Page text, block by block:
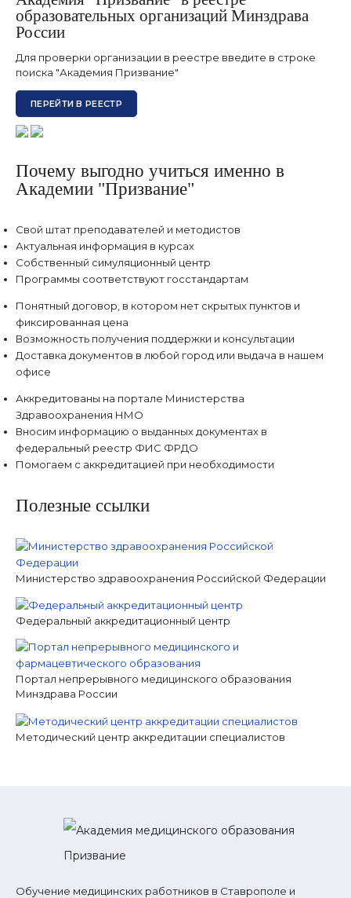
образовательных организаций Минздрава
России
Для проверки организации в реестре введите в строке
поиска "Академия Призвание"
ПЕРЕЙТИ В РЕЕСТР
Почему выгодно учиться именно в
Академии "Призвание"
Свой штат преподавателей и методистов
Актуальная информация в курсах
Собственный симуляционный центр
Программы соответствуют госстандартам
Понятный договор, в котором нет скрытых пунктов и
фиксированная цена
Возможность получения поддержки и консультации
Доставка документов в любой город или выдача в нашем
офисе
Аккредитованы на портале Министерства
Здравоохранения НМО
Вносим информацию о выданных документах в
федеральный реестр ФИС ФРДО
Помогаем с аккредитацией при необходимости
Полезные ссылки
Министерство здравоохранения Российской Федерации
Федеральный аккредитационный центр
Портал непрерывного медицинского образования
Минздрава России
Методический центр аккредитации специалистов
Обучение медицинских работников в Ставрополе и